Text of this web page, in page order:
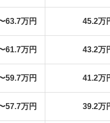
63.7万円 45.2万
61.7万円 43.2万
59.7万円 41.2万
57.7万円 39.2万